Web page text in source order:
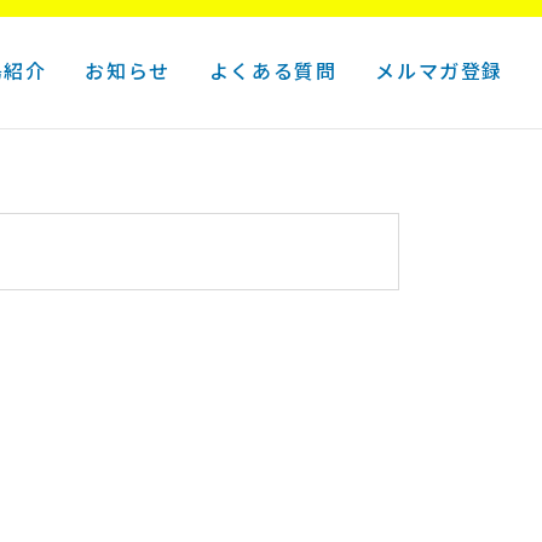
介 お知らせ よくある質問 メルマガ登録